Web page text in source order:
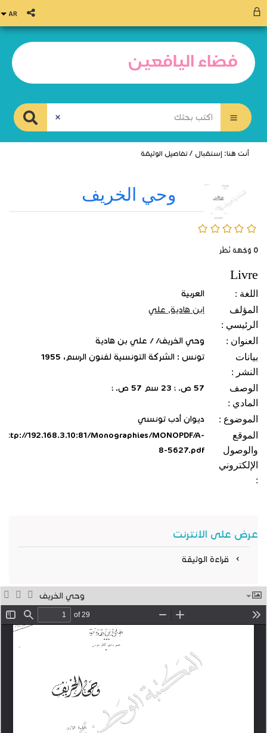
أنت هنا: إستقبال / تفاصيل الوثيقة
0/5
0 وُجْهَة نَظَر
وحي الخريف
Livre
اللغة :
العربية
المؤلف
الرئيسي :
ابن هادية, علي
العنوان :
وحي الخريف/ / علي بن هادية
بيانات
النشر :
تونس : الشركة التونسية لفنون الرسم، 1955
الوصف
المادي :
57 ص. ؛ 23 سم 57 ص. ؛
الموضوع :
ديوان أدب تونسي
الموقع
والوصول
الإلكتروني
:
http://192.168.3.10:81/Monographies/MONOPDF/A-
8-5627.pdf
عرض على الانترنت
قراءة الوثيقة
وحي الخريف